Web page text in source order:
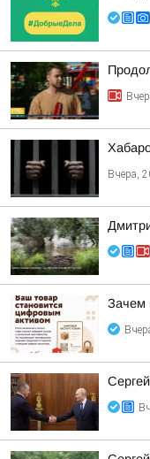
Вчера,
Зачем